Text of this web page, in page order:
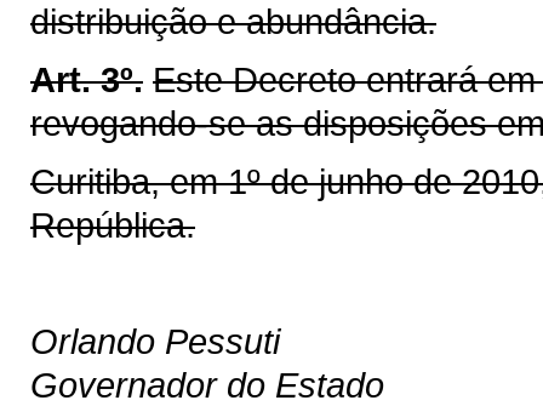
distribuição e abundância.
Art. 3º. Este Decreto entrará
revogando-se as disposições
Curitiba, em 1º de junho de
República.
Orlando Pessuti
Governador do Estado